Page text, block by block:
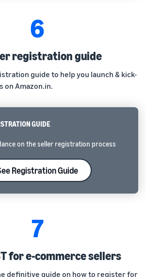
6
registration guide
guide to help you launch & kick-
on Amazon.in.
GUIDE
on the seller registration process
Registration Guide
7
for e-commerce sellers
definitive guide on how to register for